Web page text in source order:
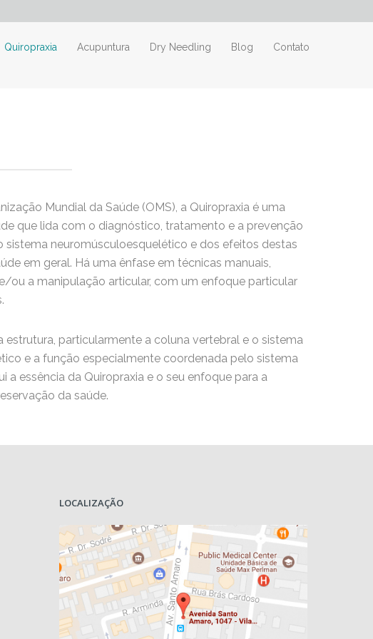
Quiropraxia Acupuntura Dry Needling Blog Contato
Mundial da Saúde (OMS), a Quiropraxia é uma
que lida com o diagnóstico, tratamento e a prevenção
sistema neuromúsculoesquelético e dos efeitos destas
em geral. Há uma ênfase em técnicas manuais,
ou a manipulação articular, com um enfoque particular
estrutura, particularmente a coluna vertebral e o sistema
e a função especialmente coordenada pelo sistema
a essência da Quiropraxia e o seu enfoque para a
da saúde.
LOCALIZAÇÃO